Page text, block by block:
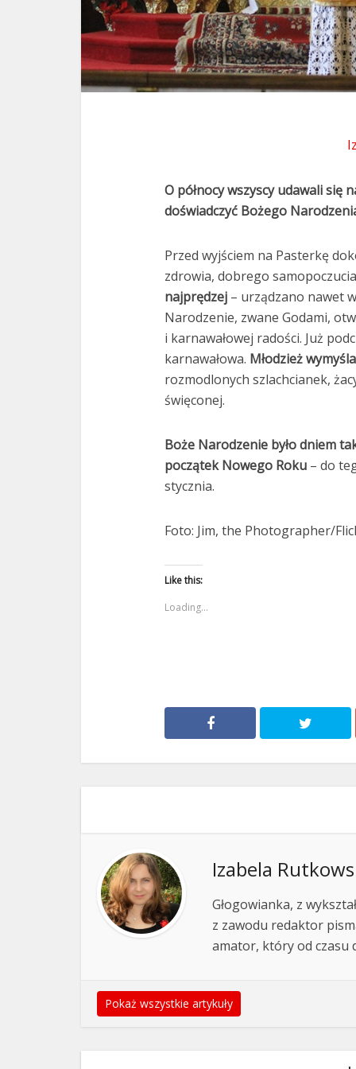
O północy wszyscy udawali się
doświadczyć Bożego
Przed wyjściem na Pasterkę
zdrowia, dobrego
najprędzej – urządzano nawet
Narodzenie, zwane Godami,
i karnawałowej radości. Już
karnawałowa. Młodzież
rozmodlonych szlachcianek,
święconej.
Boże Narodzenie było dniem
początek Nowego Roku – do
stycznia.
Foto: Jim, the Photographer/
Like this:
Loading...
Izabela
Głogowianka, z
z zawodu redaktor
amator, który od czasu
Pokaż wszystkie artykuły